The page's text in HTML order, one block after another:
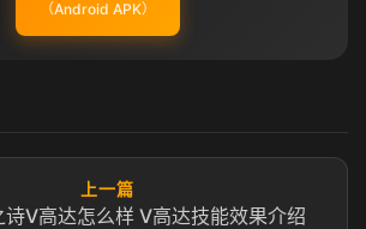
（Android APK）
上一篇
诗V高达怎么样 V高达技能效果介绍